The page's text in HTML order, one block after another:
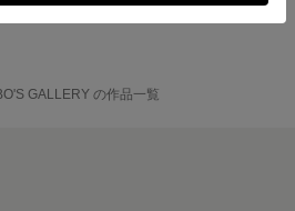
GALLERY の作品一覧